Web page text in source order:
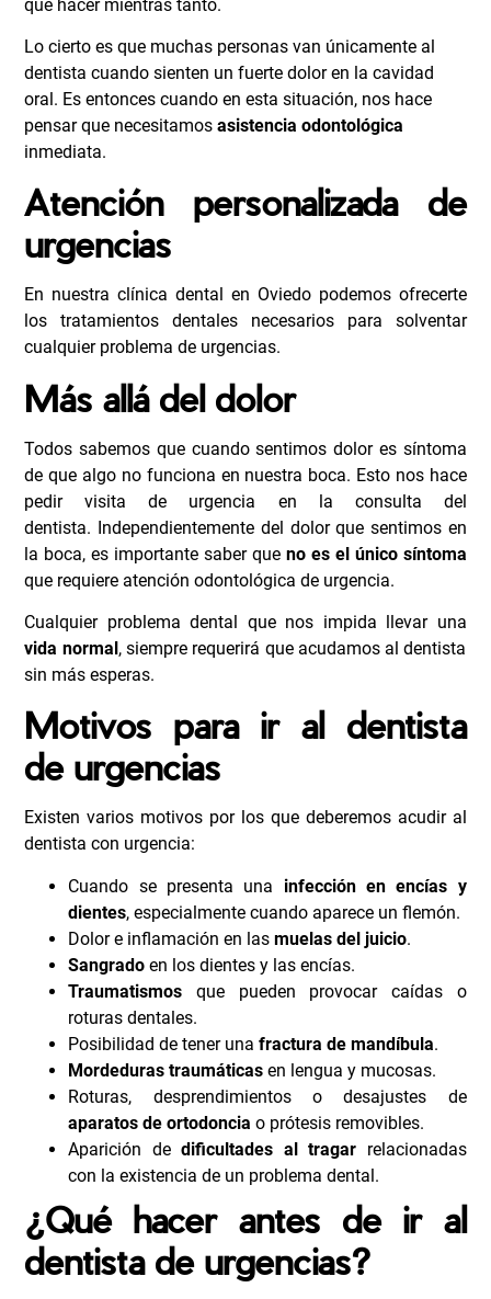
qué hacer mientras tanto.
Lo cierto es que muchas personas van únicamente al
dentista cuando sienten un fuerte dolor en la cavidad
oral. Es entonces cuando en esta situación, nos hace
pensar que necesitamosasistencia odontológica
inmediata.
Atención personalizada de
urgencias
En nuestra clínica dental en Oviedo podemos ofrecerte
lostratamientos dentales necesarios para solventar
cualquier problema de urgencias.
Más allá del dolor
Todos sabemos que cuando sentimos dolor es síntoma
de que algo no funciona en nuestra boca. Esto nos hace
pedir visita de urgencia en la consulta del
dentista. Independientemente del dolor que sentimos en
la boca, es importante saber que no es el único síntoma
que requiere atención odontológica de urgencia.
Cualquier problema dental que nos impida llevar una
vida normal, siempre requerirá que acudamos al dentista
sin más esperas.
Motivos para ir al dentista
de urgencias
Existen varios motivos por los que deberemos acudir al
dentista con urgencia:
Cuando se presenta una infección en encías y
dientes, especialmente cuando aparece un flemón.
Dolor e inflamación en lasmuelas del juicio.
Sangrado en los dientes y las encías.
Traumatismos que pueden provocar caídas o
roturas dentales.
Posibilidad de tener unafractura de mandíbula.
Mordeduras traumáticas en lengua y mucosas.
Roturas, desprendimientos o desajustes de
aparatos de ortodoncia o prótesis removibles.
Aparición dedificultades al tragar relacionadas
con la existencia de un problema dental.
¿Qué hacer antes de ir al
dentista de urgencias?